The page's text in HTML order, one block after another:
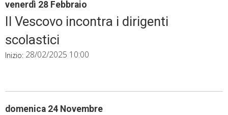
venerdì 28 Febbraio
Il Vescovo incontra i dirigenti
scolastici
Inizio: 28/02/2025 10:00
domenica 24 Novembre